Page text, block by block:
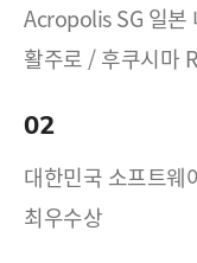
Acropolis SG 일본
활주로 / 후쿠시마
02
대한민국 소프트웨
최우수상